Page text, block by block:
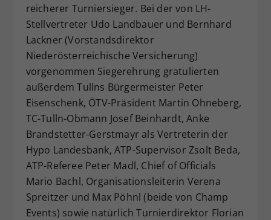
reicherer Turniersieger. Bei der von LH-
Stellvertreter Udo Landbauer und Bernhard
Lackner (Vorstandsdirektor
Niederösterreichische Versicherung)
vorgenommen Siegerehrung gratulierten
außerdem Tullns Bürgermeister Peter
Eisenschenk, ÖTV-Präsident Martin Ohneberg,
TC-Tulln-Obmann Josef Beinhardt, Anke
Brandstetter-Gerstmayr als Vertreterin der
Hypo Landesbank, ATP-Supervisor Zsolt Beda,
ATP-Referee Peter Madl, Chief of Officials
Mario Bachl, Organisationsleiterin Verena
Spreitzer und Max Pöhnl (beide von Champ
Events) sowie natürlich Turnierdirektor Florian